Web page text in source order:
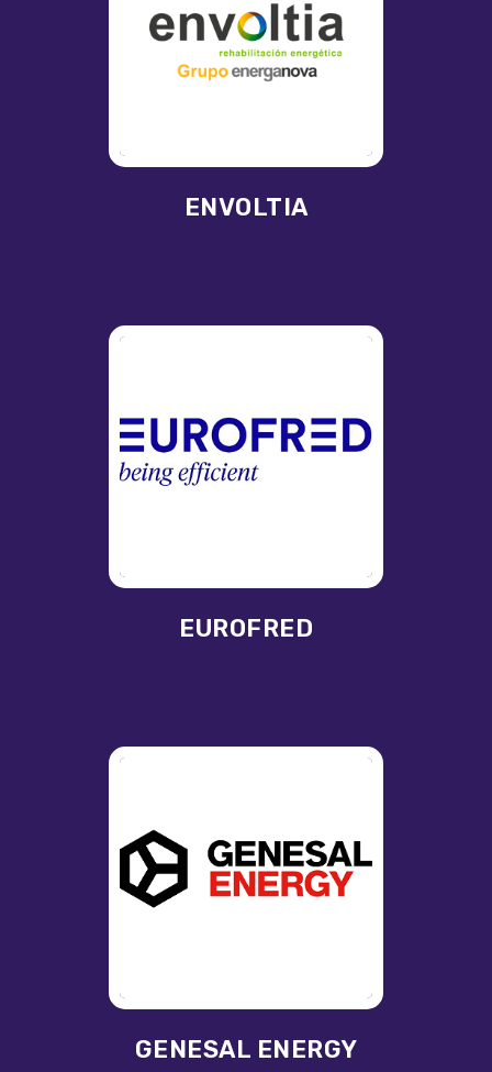
ENVOLTIA
EUROFRED
GENESAL ENERGY